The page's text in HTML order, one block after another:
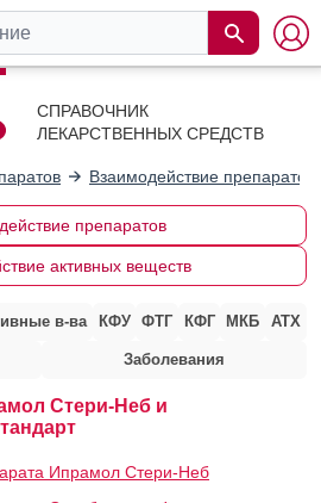
СПРАВОЧНИК
ЛЕКАРСТВЕННЫХ СРЕДСТВ
Взаимодействие препаратов
препаратов
активных веществ
в-ва КФУ ФТГ КФГ МКБ АТХ
Заболевания
Стери-Неб и
Ипрамол Стери-Неб